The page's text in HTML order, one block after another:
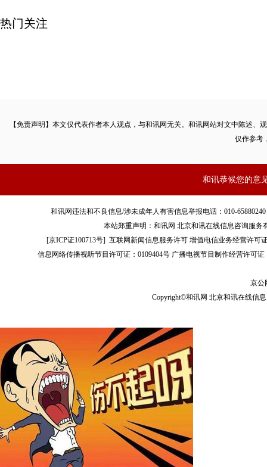
热门关注
【免责声明】本文仅代表作者本人观点，与和讯网无关。和讯网站对文中陈述
仅作参考
和讯恭候您的意
和讯网违法和不良信息/涉未成年人有害信息举报电话：010-
本站郑重声明：和讯网 北京和讯在线信息咨询服
[京ICP证100713号]互联网新闻信息服务许可 增值电信业务经营许可
信息网络传播视听节目许可证：0109404号 广播电视节目制作经营许可证
京公
Copyright©和讯网 北京和讯在线信